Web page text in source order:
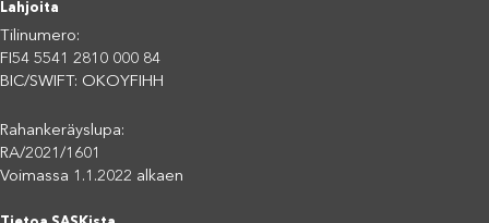
Lahjoita
Tilinumero:
FI54 5541 2810 000 84
BIC/SWIFT: OKOYFIHH
Rahankeräyslupa:
RA/2021/1601
Voimassa 1.1.2022 alkaen